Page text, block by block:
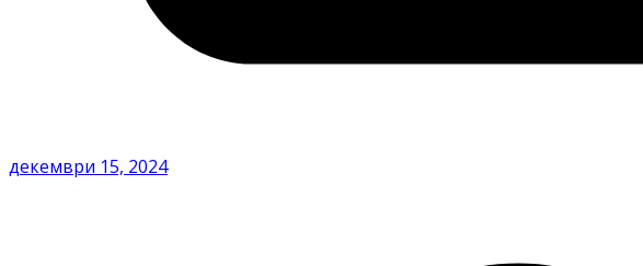
декември 15, 2024